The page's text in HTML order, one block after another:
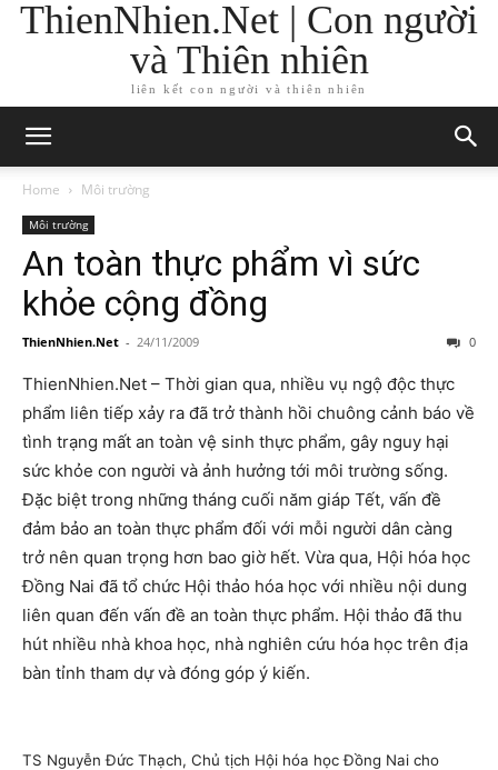
ThienNhien.Net | Con người
và Thiên nhiên
liên kết con người và thiên nhiên
Home Môi trường
Môi trường
An toàn thực phẩm vì sức
khỏe cộng đồng
ThienNhien.Net - 24/11/2009 0
ThienNhien.Net – Thời gian qua, nhiều vụ ngộ độc thực
phẩm liên tiếp xảy ra đã trở thành hồi chuông cảnh báo về
tình trạng mất an toàn vệ sinh thực phẩm, gây nguy hại
sức khỏe con người và ảnh hưởng tới môi trường sống.
Đặc biệt trong những tháng cuối năm giáp Tết, vấn đề
đảm bảo an toàn thực phẩm đối với mỗi người dân càng
trở nên quan trọng hơn bao giờ hết. Vừa qua, Hội hóa học
Đồng Nai đã tổ chức Hội thảo hóa học với nhiều nội dung
liên quan đến vấn đề an toàn thực phẩm. Hội thảo đã thu
hút nhiều nhà khoa học, nhà nghiên cứu hóa học trên địa
bàn tỉnh tham dự và đóng góp ý kiến.
TS Nguyễn Đức Thạch, Chủ tịch Hội hóa học Đồng Nai cho